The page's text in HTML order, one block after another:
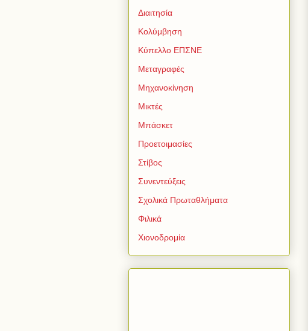
Διαιτησία
Κολύμβηση
Κύπελλο ΕΠΣΝΕ
Μεταγραφές
Μηχανοκίνηση
Μικτές
Μπάσκετ
Προετοιμασίες
Στίβος
Συνεντεύξεις
Σχολικά Πρωταθλήματα
Φιλικά
Χιονοδρομία